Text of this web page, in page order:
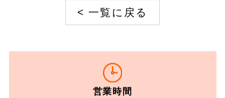
< 一覧に戻る
営業時間